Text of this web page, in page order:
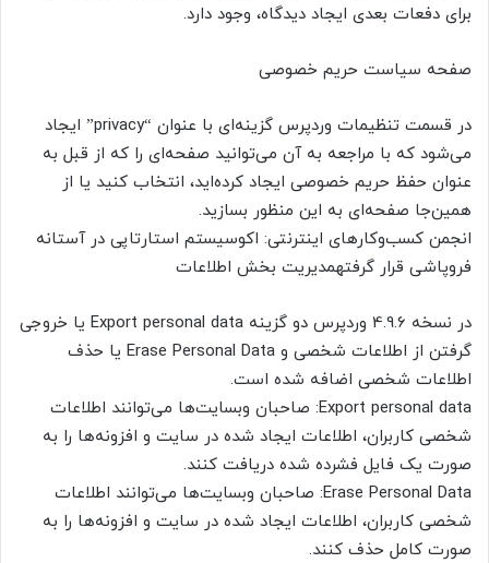
برای دفعات بعدی ایجاد دیدگاه، وجود دارد.
صفحه سیاست حریم خصوصی
در قسمت تنظیمات وردپرس گزینه‌ای با عنوان “privacy” ایجاد
می‌شود که با مراجعه به آن می‌توانید صفحه‌ای را که از قبل به
عنوان حفظ حریم خصوصی ایجاد کرده‌اید، انتخاب کنید یا از
همین‌جا صفحه‌ای به این منظور بسازید.
انجمن کسب‌وکارهای اینترنتی: اکوسیستم استارتاپی در آستانه
فروپاشی قرار گرفتهمدیریت بخش اطلاعات
در نسخه 4.9.6 وردپرس دو گزینه Export personal data یا خروجی
گرفتن از اطلاعات شخصی و Erase Personal Data یا حذف
اطلاعات شخصی اضافه شده است.
Export personal data: صاحبان وبسایت‌ها می‌توانند اطلاعات
شخصی کاربران، اطلاعات ایجاد شده در سایت و افزونه‌ها را به
صورت یک فایل فشرده شده دریافت کنند.
Erase Personal Data: صاحبان وبسایت‌ها می‌توانند اطلاعات
شخصی کاربران، اطلاعات ایجاد شده در سایت و افزونه‌ها را به
صورت کامل حذف کنند.